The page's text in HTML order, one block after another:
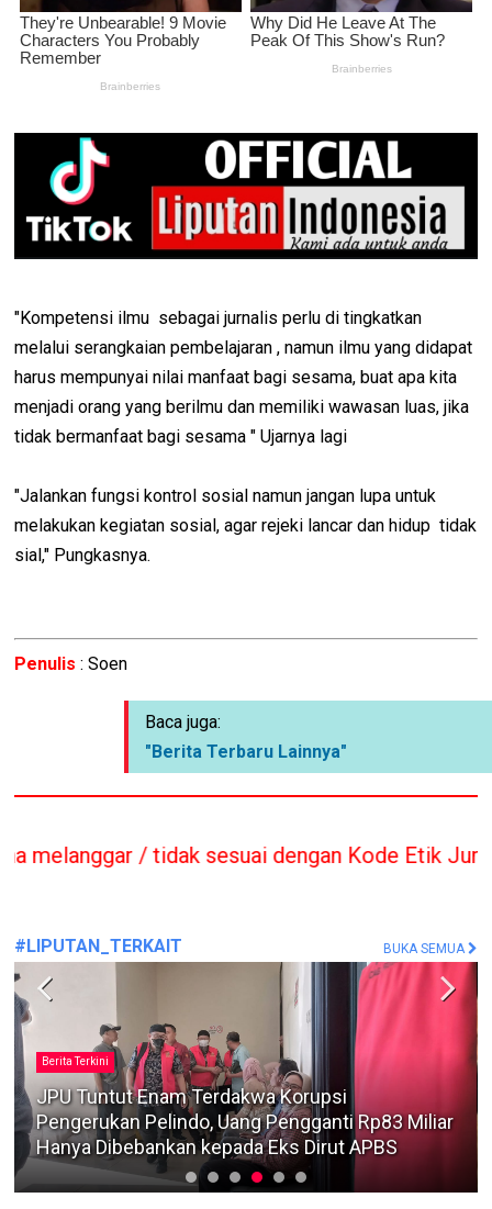
"Kompetensi ilmu sebagai jurnalis perlu di tingkatkan
melalui serangkaian pembelajaran , namun ilmu yang didapat
harus mempunyai nilai manfaat bagi sesama, buat apa kita
menjadi orang yang berilmu dan memiliki wawasan luas, jika
tidak bermanfaat bagi sesama " Ujarnya lagi
"Jalankan fungsi kontrol sosial namun jangan lupa untuk
melakukan kegiatan sosial, agar rejeki lancar dan hidup tidak
sial," Pungkasnya.
Penulis : Soen
Baca juga:
"Berita Terbaru Lainnya"
sesuai dengan Kode Etik Jurnalis
#LIPUTAN_TERKAIT BUKA SEMUA
Berita Terkini
Nama Advokat AR asal Surabaya Muncul dalam
Persidangan Gazalba Saleh Jika Ada Bukti
Keterlibatan, KPK Harus Bertindak